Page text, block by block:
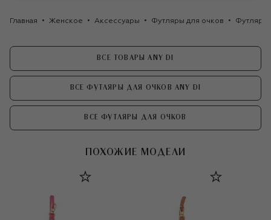
Главная Женское Аксессуары Футляры для очков Футляр
ВСЕ ТОВАРЫ ANY DI
ВСЕ ФУТЛЯРЫ ДЛЯ ОЧКОВ ANY DI
ВСЕ ФУТЛЯРЫ ДЛЯ ОЧКОВ
ПОХОЖИЕ МОДЕЛИ